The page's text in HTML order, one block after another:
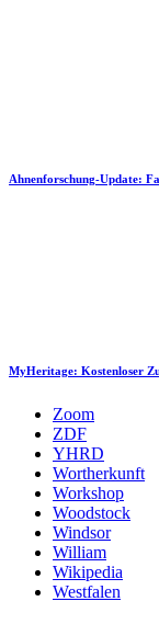
Ahnenforschung-Update:
MyHeritage: Kostenloser
Zoom
ZDF
YHRD
Wortherkunft
Workshop
Woodstock
Windsor
William
Wikipedia
Westfalen